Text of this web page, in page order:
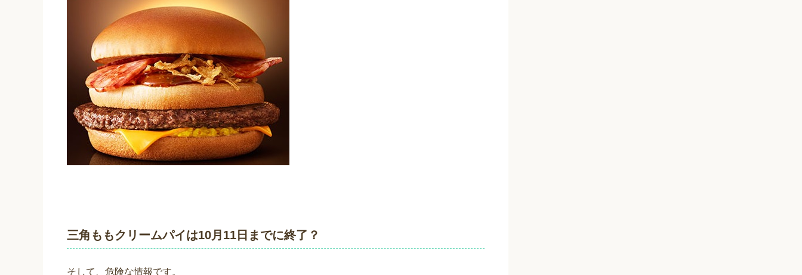
三角ももクリームパイは10月11日までに終了？
そして、危険な情報です。